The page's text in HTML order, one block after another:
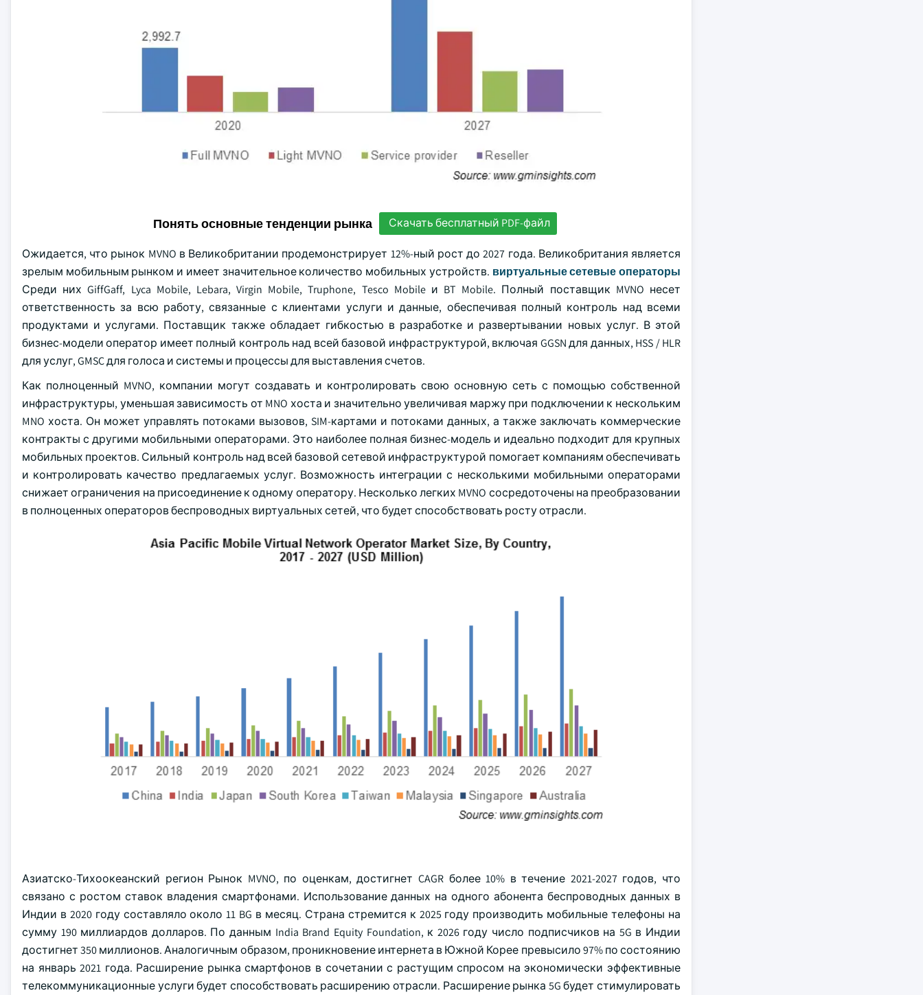
Понять основные тенденции рынка Скачать бесплатный PDF-файл
Ожидается, что рынок MVNO в Великобритании продемонстрирует 12%-ный рост до 2027 года. Великобритания является
зрелым мобильным рынком и имеет значительное количество мобильных устройств. виртуальные сетевые операторы
Среди них GiffGaff, Lyca Mobile, Lebara, Virgin Mobile, Truphone, Tesco Mobile и BT Mobile. Полный поставщик MVNO несет
ответственность за всю работу, связанные с клиентами услуги и данные, обеспечивая полный контроль над всеми
продуктами и услугами. Поставщик также обладает гибкостью в разработке и развертывании новых услуг. В этой
бизнес-модели оператор имеет полный контроль над всей базовой инфраструктурой, включая GGSN для данных, HSS / HLR
для услуг, GMSC для голоса и системы и процессы для выставления счетов.
Как полноценный MVNO, компании могут создавать и контролировать свою основную сеть с помощью собственной
инфраструктуры, уменьшая зависимость от MNO хоста и значительно увеличивая маржу при подключении к нескольким
MNO хоста. Он может управлять потоками вызовов, SIM-картами и потоками данных, а также заключать коммерческие
контракты с другими мобильными операторами. Это наиболее полная бизнес-модель и идеально подходит для крупных
мобильных проектов. Сильный контроль над всей базовой сетевой инфраструктурой помогает компаниям обеспечивать
и контролировать качество предлагаемых услуг. Возможность интеграции с несколькими мобильными операторами
снижает ограничения на присоединение к одному оператору. Несколько легких MVNO сосредоточены на преобразовании
в полноценных операторов беспроводных виртуальных сетей, что будет способствовать росту отрасли.
Азиатско-Тихоокеанский регион Рынок MVNO, по оценкам, достигнет CAGR более 10% в течение 2021-2027 годов, что
связано с ростом ставок владения смартфонами. Использование данных на одного абонента беспроводных данных в
Индии в 2020 году составляло около 11 BG в месяц. Страна стремится к 2025 году производить мобильные телефоны на
сумму 190 миллиардов долларов. По данным India Brand Equity Foundation, к 2026 году число подписчиков на 5G в Индии
достигнет 350 миллионов. Аналогичным образом, проникновение интернета в Южной Корее превысило 97% по состоянию
на январь 2021 года. Расширение рынка смартфонов в сочетании с растущим спросом на экономически эффективные
телекоммуникационные услуги будет способствовать расширению отрасли. Расширение рынка 5G будет стимулировать